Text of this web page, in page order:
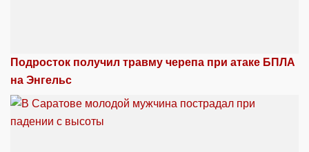
Подросток получил травму черепа при атаке БПЛА
на Энгельс